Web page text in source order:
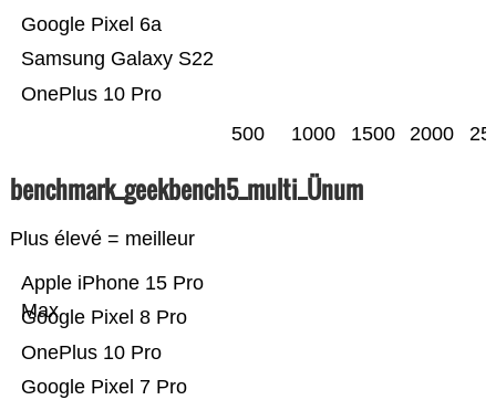
OnePlus 10 Pro
Samsung Galaxy S22
Google Pixel 6a
500 1000 1500 2000
benchmark_geekbench5_multi_Ünum
Plus élevé = meilleur
Google Pixel 7 Pro
OnePlus 10 Pro
Google Pixel 8 Pro
Apple iPhone 15 Pro
Max